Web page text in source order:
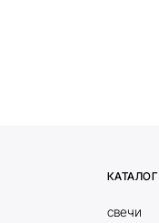
КАТАЛОГ
свечи